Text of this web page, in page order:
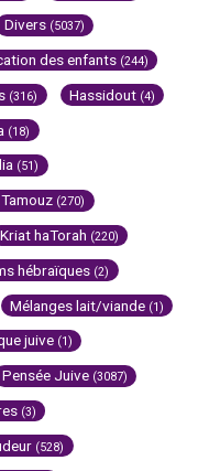
Divers (5037)
des enfants (244)
(316) Hassidout (4)
(18)
(51)
(270)
Kriat haTorah (220)
hébraïques (2)
Mélanges lait/viande (1)
juive (1)
Pensée Juive (3087)
(3)
(528)